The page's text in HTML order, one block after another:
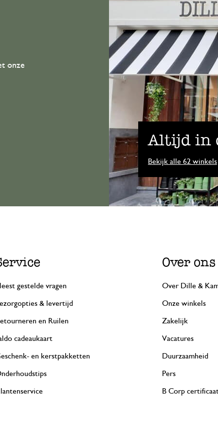
Altijd in
Bekijk alle 62 winkels
onze
gestelde vragen
& levertijd
en Ruilen
cadeaukaart
en kerstpakketten
Over ons
Over Dille &
Onze winkels
Zakelijk
Vacatures
Duurzaamheid
Pers
B Corp